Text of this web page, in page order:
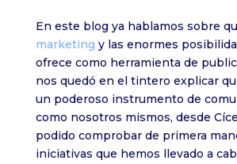
En este blog ya hablamos sobre
marketing y las enormes
ofrece como herramienta de
nos quedó en el tintero explicar
un poderoso instrumento de
como nosotros mismos, desde
podido comprobar de primera
iniciativas que hemos llevado a